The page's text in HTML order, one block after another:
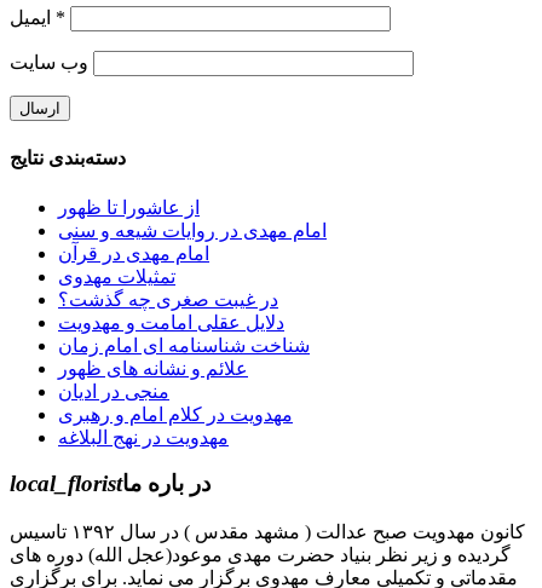
*
وب‌ سایت
دسته‌بندی نتایج
از عاشورا تا ظهور
امام مهدی در روایات شیعه و سنی
امام مهدی در قرآن
تمثیلات مهدوی
در غیبت صغری چه گذشت؟
دلایل عقلی امامت و مهدویت
شناخت شناسنامه ای امام زمان
علائم و نشانه های ظهور
منجی در ادیان
مهدویت در کلام امام و رهبری
مهدویت در نهج البلاغه
local_floristدر باره ما
کانون مهدویت صبح عدالت ( مشهد مقدس ) در سال ۱۳۹۲ تاسیس
گردیده و زیر نظر بنیاد حضرت مهدی موعود(عجل الله) دوره های
مقدماتی و تکمیلی معارف مهدوی برگزار می نماید. برای برگزاری